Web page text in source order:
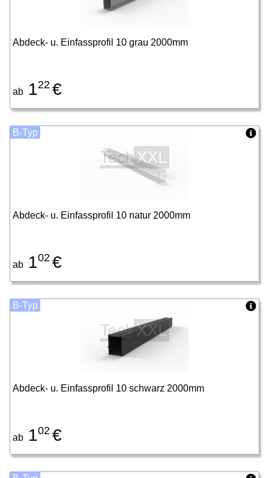
Abdeck- u. Einfassprofil 10 grau 2000mm
ab 122 €
Abdeck- u. Einfassprofil 10 natur 2000mm
ab 102 €
B-Typ
Abdeck- u. Einfassprofil 10 schwarz 2000mm
ab 102 €
B-Typ